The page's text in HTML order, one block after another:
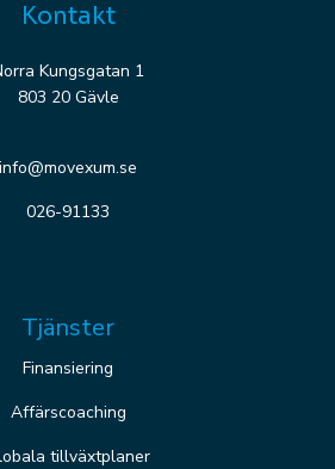
Kontakt
Kungsgatan 1
803 20 Gävle
info@movexum.se
026-91133
Tjänster
Finansiering
Affärscoaching
tillväxtplaner